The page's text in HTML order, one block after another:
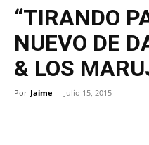
“TIRANDO
NUEVO DE
& LOS
Por Jaime - Julio 15, 2015